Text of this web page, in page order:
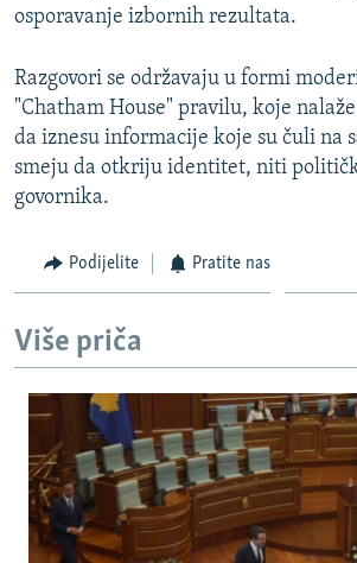
osporavanje izbornih rezultata.
Razgovori se održavaju u formi
"Chatham House" pravilu, koje
da iznesu informacije koje su čuli na
smeju da otkriju identitet, niti
govornika.
Podijelite Pratite nas
Više priča